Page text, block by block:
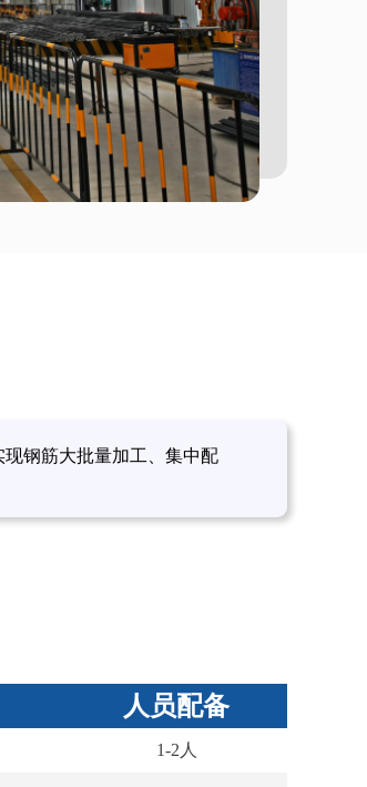
钢筋大批量加工、集中配
人员配备
1-2人